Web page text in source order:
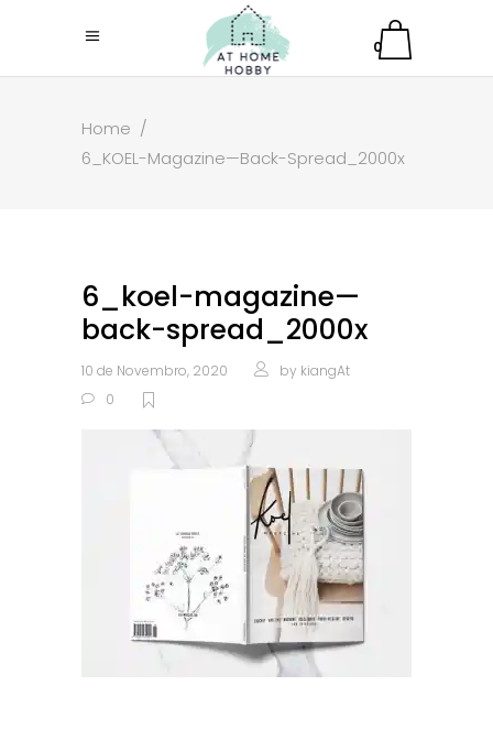
0
Home /
6_KOEL-Magazine—Back-Spread_2000x
6_koel-magazine—
back-spread_2000x
10 de Novembro, 2020 by kiangAt
0